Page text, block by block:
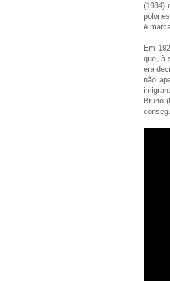
(1984)
é
Em
que, à
era
não
Bruno